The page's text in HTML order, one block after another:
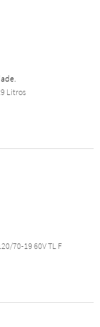
Litros
70-19 60V TL F